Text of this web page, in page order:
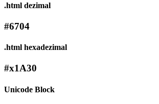
.html dezimal
#6704
.html hexadezimal
#x1A30
Unicode Block